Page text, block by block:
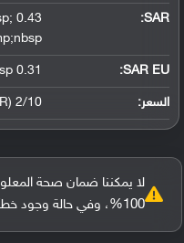
SAR
:
SAR EU:
0.31 W/kg (head) &amp;nbsp; &amp;nbsp;
السعر: 2/10 (About 70 EUR)
لا يمكننا ضمان صحة
100%، وفي حالة وجود خطأ يُرجى